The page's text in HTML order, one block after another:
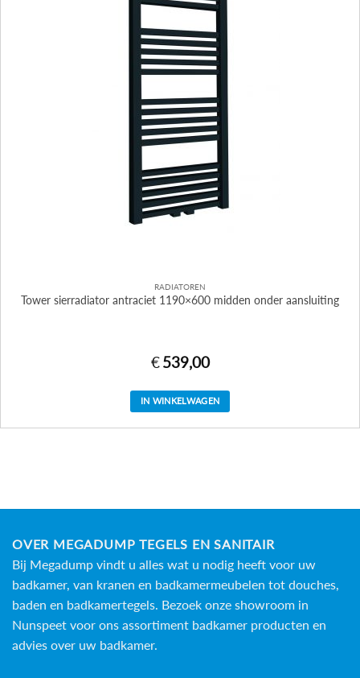
RADIATOREN
Tower sierradiator antraciet 1190×600 midden onder aansluiting
€ 539,00
IN WINKELWAGEN
OVER MEGADUMP TEGELS EN SANITAIR
Bij Megadump vindt u alles wat u nodig heeft voor uw
badkamer, van kranen en badkamermeubelen tot douches,
baden en badkamertegels . Bezoek onze showroom in
Nunspeet voor ons assortiment badkamer producten en
advies over uw badkamer.